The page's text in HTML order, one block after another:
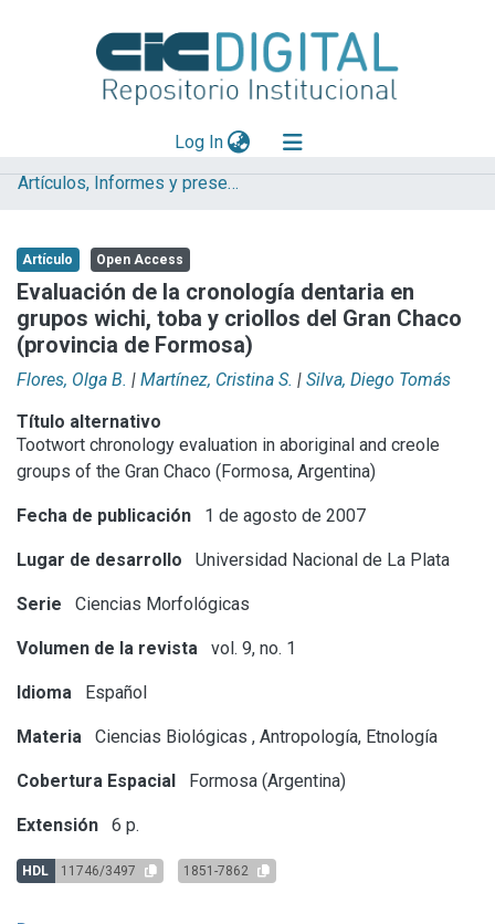
Log In(current)
Explorar
Aportar material
Statistics
Artículos, Informes y presentaciones en Congresos (UNLP)
Artículo Open Access
Evaluación de la cronología dentaria en
grupos wichi, toba y criollos del Gran Chaco
(provincia de Formosa)
Flores, Olga B. | Martínez, Cristina S. | Silva, Diego Tomás
Título alternativo
Tootwort chronology evaluation in aboriginal and creole
groups of the Gran Chaco (Formosa, Argentina)
Fecha de publicación 1 de agosto de 2007
Lugar de desarrollo Universidad Nacional de La Plata
Serie Ciencias Morfológicas
Volumen de la revista vol. 9, no. 1
Idioma Español
Materia Ciencias Biológicas , Antropología, Etnología
Cobertura Espacial Formosa (Argentina)
Extensión 6 p.
HDL 11746/3497 1851-7862